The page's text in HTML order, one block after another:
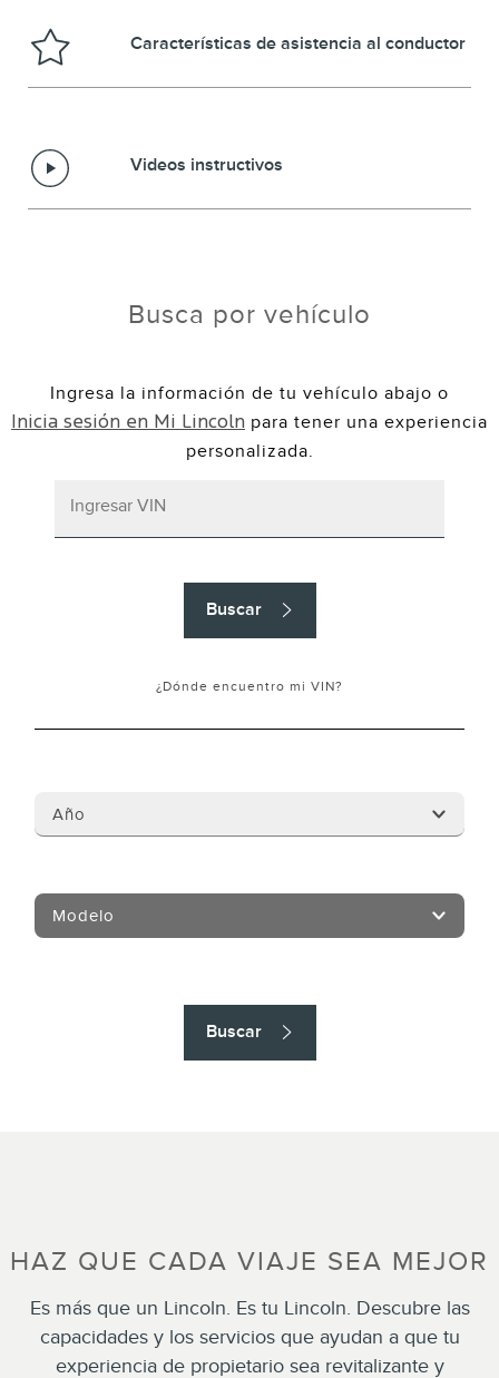
Características de asistencia al conductor
Videos instructivos
Busca por vehículo
Ingresa la información de tu vehículo abajo o
Inicia sesión en Mi Lincoln para tener una experiencia
personalizada.
Buscar
¿Dónde encuentro mi VIN?
Año
Modelo
Buscar
HAZ QUE CADA VIAJE SEA MEJOR
Es más que un Lincoln. Es tu Lincoln. Descubre las
capacidades y los servicios que ayudan a que tu
experiencia de propietario sea revitalizante y